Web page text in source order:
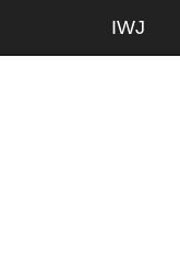
IWJ